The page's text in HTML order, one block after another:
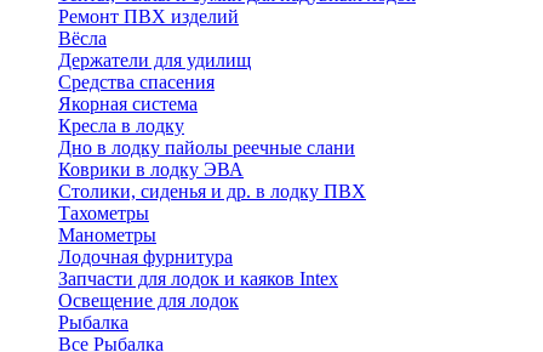
Ремонт ПВХ изделий
Вёсла
Держатели для удилищ
Средства спасения
Якорная система
Кресла в лодку
Дно в лодку пайолы реечные слани
Коврики в лодку ЭВА
Столики, сиденья и др. в лодку ПВХ
Тахометры
Манометры
Лодочная фурнитура
Запчасти для лодок и каяков Intex
Освещение для лодок
Рыбалка
Все Рыбалка